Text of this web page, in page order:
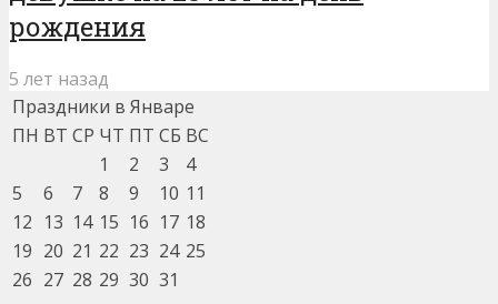
рождения
5 лет назад
Праздники в Январе
ПН ВТ СР ЧТ ПТ СБ ВС
1
2 3
4
5
6 7 8 9 10 11
12 13 14 15 16 17 18
19 20 21 22 23 24 25
26 27 28 29 30 31